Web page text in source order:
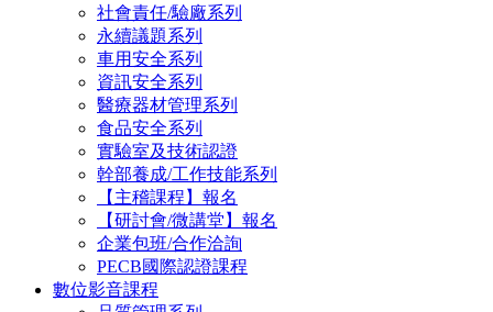
社會責任/驗廠系列
永續議題系列
車用安全系列
資訊安全系列
醫療器材管理系列
食品安全系列
實驗室及技術認證
幹部養成/工作技能系列
【主稽課程】報名
【研討會/微講堂】報名
企業包班/合作洽詢
PECB國際認證課程
數位影音課程